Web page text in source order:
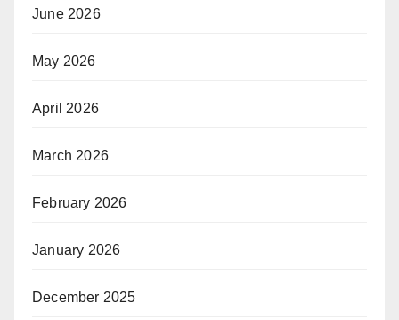
June 2026
May 2026
April 2026
March 2026
February 2026
January 2026
December 2025